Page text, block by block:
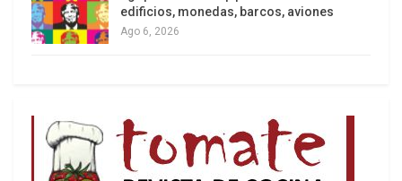
Final
edificios, monedas, barcos, aviones
Ago 6, 2026